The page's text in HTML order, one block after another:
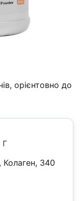
орієнтовно до
340